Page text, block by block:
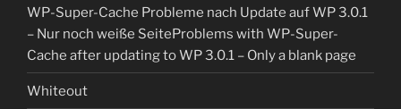
WP-Super-Cache Probleme nach Update auf WP 3.0.1
– Nur noch weiße SeiteProblems with WP-Super-
Cache after updating to WP 3.0.1 – Only a blank page
Whiteout